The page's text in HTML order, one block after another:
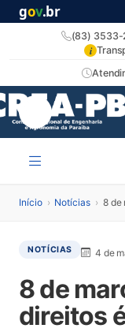
gov.br
(83) 3533-
i
Início › Notícias › 8 de
NOTÍCIAS 4 de
8 de
direitos